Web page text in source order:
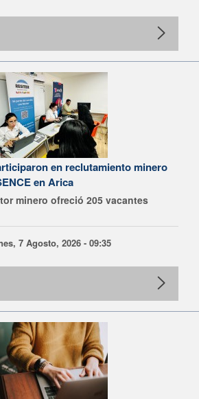
en reclutamiento minero
en Arica
minero ofreció 205 vacantes
7 Agosto, 2026 - 09:35